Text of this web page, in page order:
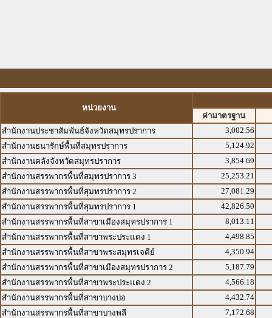
หน่วยงาน
ค่ามาตรฐาน
สำนักงานประชาสัมพันธ์จังหวัดสมุทรปราการ
3,002.56
สำนักงานธนารักษ์พื้นที่สมุทรปราการ
5,124.92
สำนักงานคลังจังหวัดสมุทรปราการ
3,854.69
สำนักงานสรรพากรพื้นที่สมุทรปราการ 3
25,253.21
สำนักงานสรรพากรพื้นที่สุมทรปราการ 2
27,081.29
สำนักงานสรรพากรพื้นที่สุมทรปราการ 1
42,826.50
สำนักงานสรรพากรพื้นที่สาขาเมืองสมุทรปราการ 1
8,013.11
สำนักงานสรรพากรพื้นที่สาขาพระประแดง 1
4,498.85
สำนักงานสรรพากรพื้นที่สาขาพระสมุทรเจดีย์
4,350.94
สำนักงานสรรพากรพื้นที่สาขาเมืองสมุทรปราการ 2
5,187.79
สำนักงานสรรพากรพื้นที่สาขาพระประแดง 2
4,566.18
สำนักงานสรรพากรพื้นที่สาขาบางบ่อ
4,432.74
สำนักงานสรรพากรพื้นที่สาขาบางพลี
7,172.68